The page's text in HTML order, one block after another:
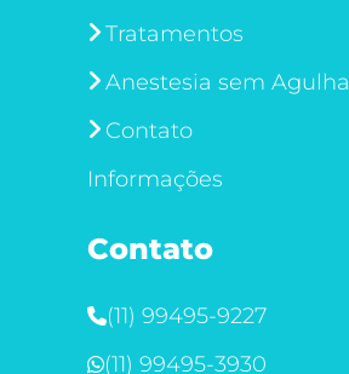
Tratamentos
Anestesia sem Agulha
Contato
Informações
Contato
(11) 99495-9227
(11) 99495-3930